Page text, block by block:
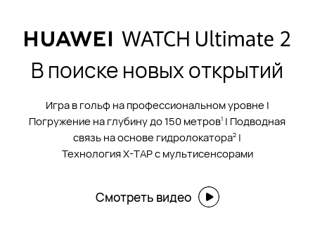
В поиске новых открытий
Игра в гольф на профессиональном уровне |
Погружение на глубину до 150⁠ метров1 | Подводная
связь на основе гидролокатора2 |
Технология X-TAP с мультисенсорами
Смотреть видео